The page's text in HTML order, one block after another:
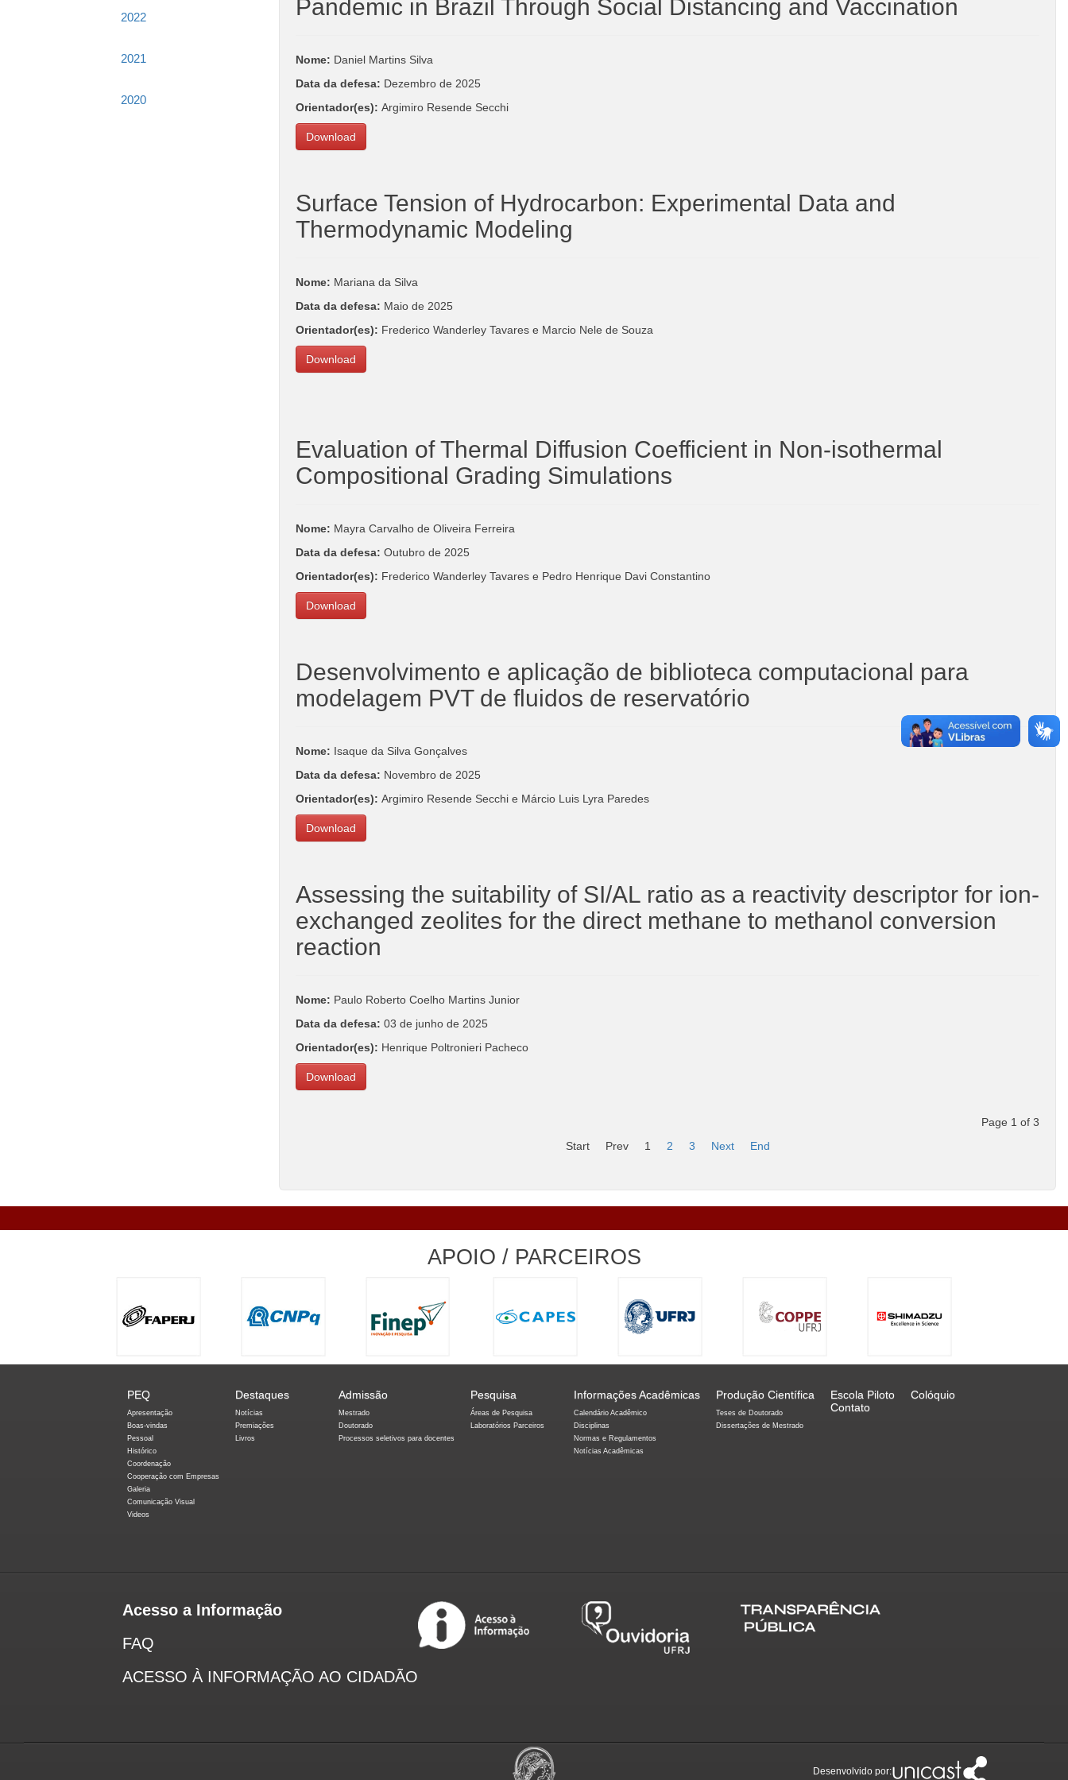
2022
2021
2020
Pandemic in Brazil Through Social Distancing and Vaccination
Nome: Daniel Martins Silva
Data da defesa: Dezembro de 2025
Orientador(es): Argimiro Resende Secchi
Download
Surface Tension of Hydrocarbon: Experimental Data and
Thermodynamic Modeling
Nome: Mariana da Silva
Data da defesa: Maio de 2025
Orientador(es): Frederico Wanderley Tavares e Marcio Nele de Souza
Download
Evaluation of Thermal Diffusion Coefficient in Non-isothermal
Compositional Grading Simulations
Nome: Mayra Carvalho de Oliveira Ferreira
Data da defesa: Outubro de 2025
Orientador(es): Frederico Wanderley Tavares e Pedro Henrique Davi Constantino
Download
Desenvolvimento e aplicação de biblioteca computacional para
modelagem PVT de fluidos de reservatório
Nome: Isaque da Silva Gonçalves
Data da defesa: Novembro de 2025
Orientador(es): Argimiro Resende Secchi e Márcio Luis Lyra Paredes
Download
Assessing the suitability of SI/AL ratio as a reactivity descriptor for ion-
exchanged zeolites for the direct methane to methanol conversion
reaction
Nome: Paulo Roberto Coelho Martins Junior
Data da defesa: 03 de junho de 2025
Orientador(es): Henrique Poltronieri Pacheco
Download
Page 1 of 3
Start
Prev 1 2 3 Next End
APOIO / PARCEIROS
PEQ
Apresentação
Boas-vindas
Pessoal
Histórico
Coordenação
Cooperação com Empresas
Galeria
Comunicação Visual
Videos
Destaques
Notícias
Premiações
Livros
Admissão
Mestrado
Doutorado
Processos seletivos para docentes
Pesquisa
Áreas de Pesquisa
Laboratórios Parceiros
Informações Acadêmicas
Calendário Acadêmico
Disciplinas
Normas e Regulamentos
Notícias Acadêmicas
Produção Científica
Teses de Doutorado
Dissertações de Mestrado
Escola Piloto
Colóquio
Contato
Acesso a Informação
FAQ
ACESSO À INFORMAÇÃO AO CIDADÃO
Desenvolvido por: